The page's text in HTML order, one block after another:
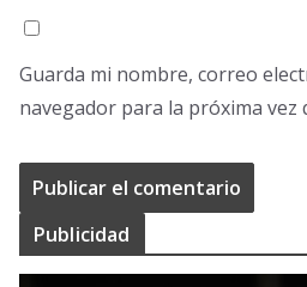
Guarda mi nombre, correo
navegador para la próxima vez
Publicidad